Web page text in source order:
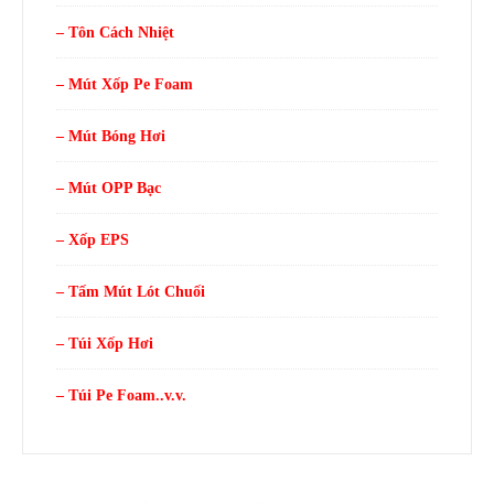
– Tôn Cách Nhiệt
– Mút Xốp Pe Foam
– Mút Bóng Hơi
– Mút OPP Bạc
– Xốp EPS
– Tấm Mút Lót Chuối
– Túi Xốp Hơi
– Túi Pe Foam..v.v.